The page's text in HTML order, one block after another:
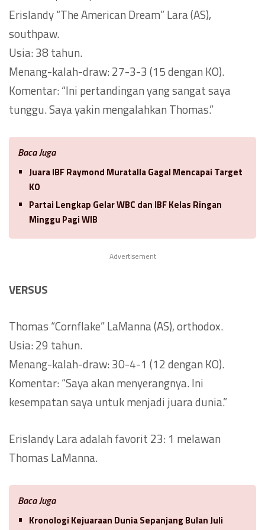
Erislandy “The American Dream” Lara (AS),
southpaw.
Usia: 38 tahun.
Menang-kalah-draw: 27-3-3 (15 dengan KO).
Komentar: “Ini pertandingan yang sangat saya
tunggu. Saya yakin mengalahkan Thomas.”
Baca Juga
Juara IBF Raymond Muratalla Gagal Mencapai Target
KO
Partai Lengkap Gelar WBC dan IBF Kelas Ringan
Minggu Pagi WIB
Advertisement
VERSUS
Thomas “Cornflake” LaManna (AS), orthodox.
Usia: 29 tahun.
Menang-kalah-draw: 30-4-1 (12 dengan KO).
Komentar: “Saya akan menyerangnya. Ini
kesempatan saya untuk menjadi juara dunia.”
Erislandy Lara adalah favorit 23: 1 melawan
Thomas LaManna.
Baca Juga
Kronologi Kejuaraan Dunia Sepanjang Bulan Juli